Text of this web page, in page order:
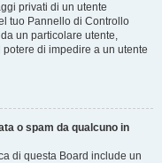
privati ​​di un utente
tuo Pannello di Controllo
un particolare utente,
di impedire a un utente
o spam da qualcuno in
di questa Board include un